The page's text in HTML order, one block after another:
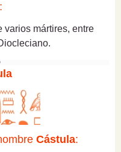
:
varios mártires, entre
Cástula: